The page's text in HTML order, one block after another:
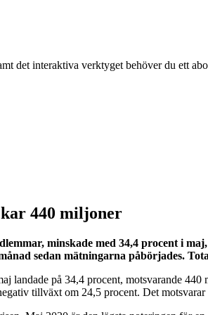
det interaktiva verktyget behöver du ett
440 miljoner
minskade med 34,4 procent i
sedan mätningarna påbörjades.
landade på 34,4 procent, motsvarande
tillväxt om 24,5 procent. Det